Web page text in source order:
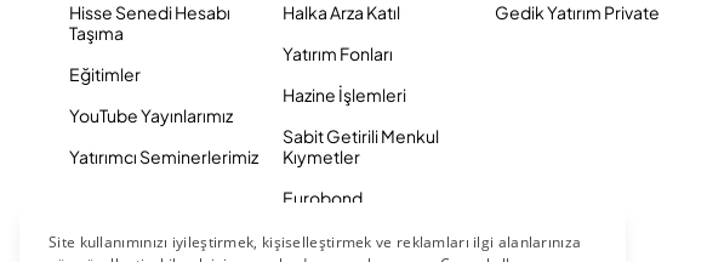
Hisse Senedi Hesabı
Taşıma
Eğitimler
YouTube Yayınlarımız
Yatırımcı Seminerlerimiz
Halka Arza Katıl
Yatırım Fonları
Hazine İşlemleri
Sabit Getirili Menkul
Kıymetler
Eurobond
Tahvil ve Bono
Gedik Yatırım Private